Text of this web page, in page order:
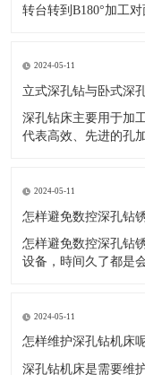
转台转到B180°加工
几丝。现场先查程序
话：“转台明明是准的
2024-05-11
立式深孔钻与卧式深
深孔钻床主要用于加
代表高效、先进的孔
来越严格，也使深孔
的深孔钻机
2024-05-11
怎样避免数控深孔钻
怎样避免数控深孔钻
设备，時间久了都是
以避免锈蚀呢?下边小
蚀的小诀窍。
2024-05-11
怎样维护深孔钻机床
深孔钻机床是需要维